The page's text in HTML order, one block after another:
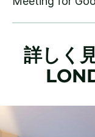
詳しく